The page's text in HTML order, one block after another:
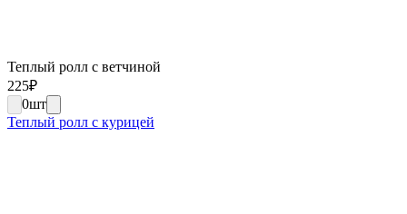
Теплый ролл с ветчиной
225₽
0шт
Теплый ролл с курицей